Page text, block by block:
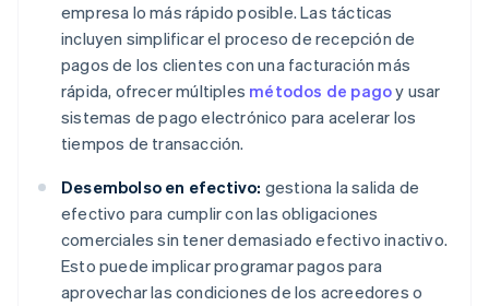
empresa lo más rápido posible. Las tácticas
incluyen simplificar el proceso de recepción de
pagos de los clientes con una facturación más
rápida, ofrecer múltiples métodos de pagoy usar
sistemas de pago electrónico para acelerar los
tiempos de transacción.
Desembolso en efectivo: gestiona la salida de
efectivo para cumplir con las obligaciones
comerciales sin tener demasiado efectivo inactivo.
Esto puede implicar programar pagos para
aprovechar las condiciones de los acreedores o